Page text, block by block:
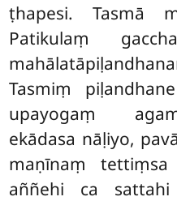
ṭhapesi. Tasmā
Patikulaṃ
Tasmiṃ
upayogaṃ
ekādasa nāḷiyo,
maṇīnaṃ
aññehi ca